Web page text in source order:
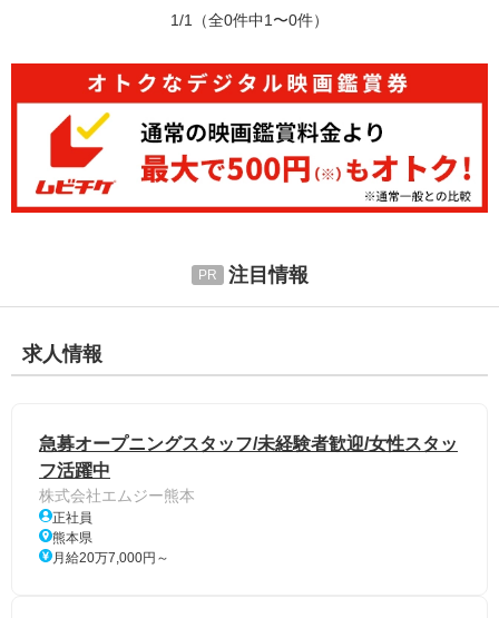
1/1 （全0件中1〜0件）
注目情報
求人情報
急募オープニングスタッフ/未経験者歓迎/女性スタッ
フ活躍中
株式会社エムジー熊本
正社員
熊本県
月給20万7,000円～